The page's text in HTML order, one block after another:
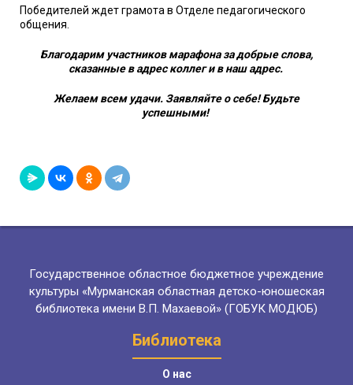
Победителей ждет грамота в Отделе педагогического
общения.
Благодарим участников марафона за добрые слова,
сказанные в адрес коллег и в наш адрес.
Желаем всем удачи. Заявляйте о себе! Будьте
успешными!
Государственное областное бюджетное учреждение
культуры «Мурманская областная детско-юношеская
библиотека имени В.П. Махаевой» (ГОБУК МОДЮБ)
Библиотека
О нас